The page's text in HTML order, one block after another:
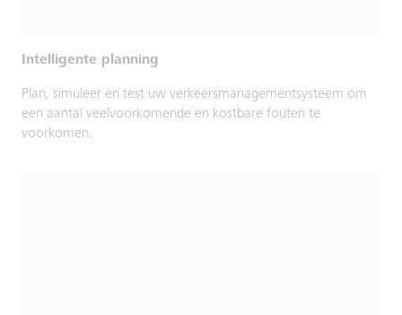
Intelligente planning
Plan, simuleer en test uw verkeersmanagementsysteem om
een aantal veelvoorkomende en kostbare fouten te
voorkomen.